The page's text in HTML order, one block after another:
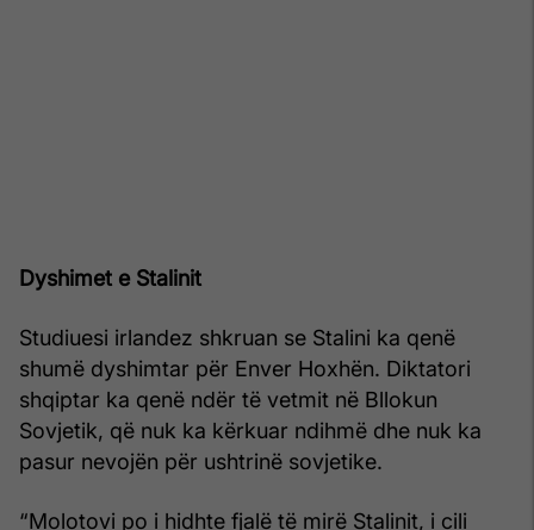
Dyshimet e Stalinit
Studiuesi irlandez shkruan se Stalini ka qenë
shumë dyshimtar për Enver Hoxhën. Diktatori
shqiptar ka qenë ndër të vetmit në Bllokun
Sovjetik, që nuk ka kërkuar ndihmë dhe nuk ka
pasur nevojën për ushtrinë sovjetike.
“Molotovi po i hidhte fjalë të mirë Stalinit, i cili